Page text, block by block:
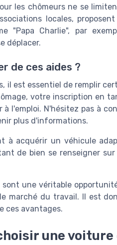
les chômeurs ne se
locales,
"Papa Charlie", par
déplacer.
de ces aides ?
il est essentiel de remplir
votre inscription en
l'emploi. N'hésitez pas à
plus d'informations.
à acquérir un véhicule
de bien se renseigner
sont une véritable
marché du travail. Il est
ces avantages.
une voiture